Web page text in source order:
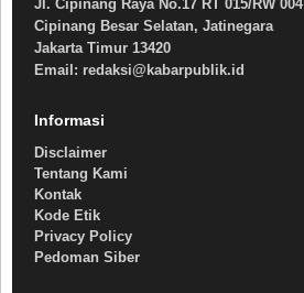
Jl. Cipinang Raya No.17 RT 015/RW 004
Cipinang Besar Selatan, Jatinegara
Jakarta Timur 13420
Email: redaksi@kabarpublik.id
Informasi
Disclaimer
Tentang Kami
Kontak
Kode Etik
Privacy Policy
Pedoman Siber